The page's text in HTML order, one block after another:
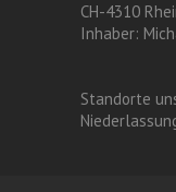
CH-4310
Inhaber:
Standorte